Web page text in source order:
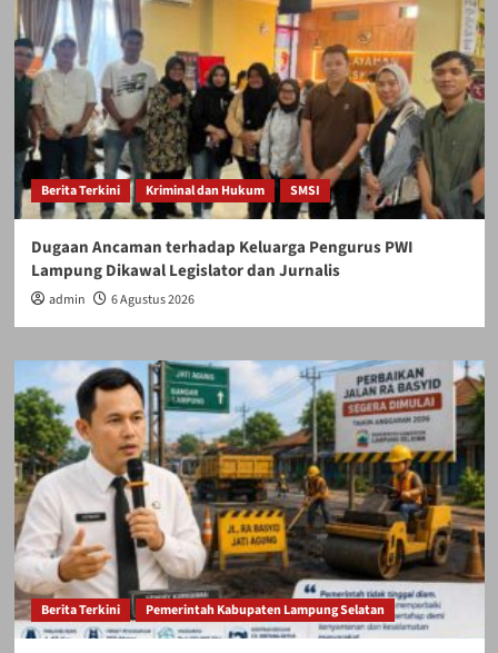
Berita Terkini Kriminal dan Hukum SMSI
Dugaan Ancaman terhadap Keluarga Pengurus PWI
Lampung Dikawal Legislator dan Jurnalis
admin 6 Agustus 2026
Berita Terkini Pemerintah Kabupaten Lampung Selatan